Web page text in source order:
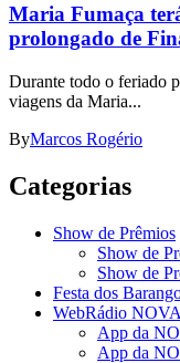
Maria Fumaça
prolongado de
Durante todo o feriado
viagens da Maria...
ByMarcos Rogério
Categorias
Show de Prêmios
Show de
Show de
Festa dos
WebRádio NOVA
App da
App da